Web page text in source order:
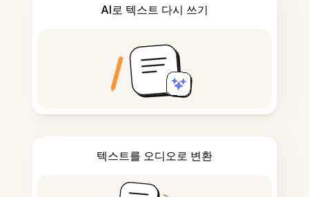
AI로 텍스트 다시 쓰기
텍스트를 오디오로 변환